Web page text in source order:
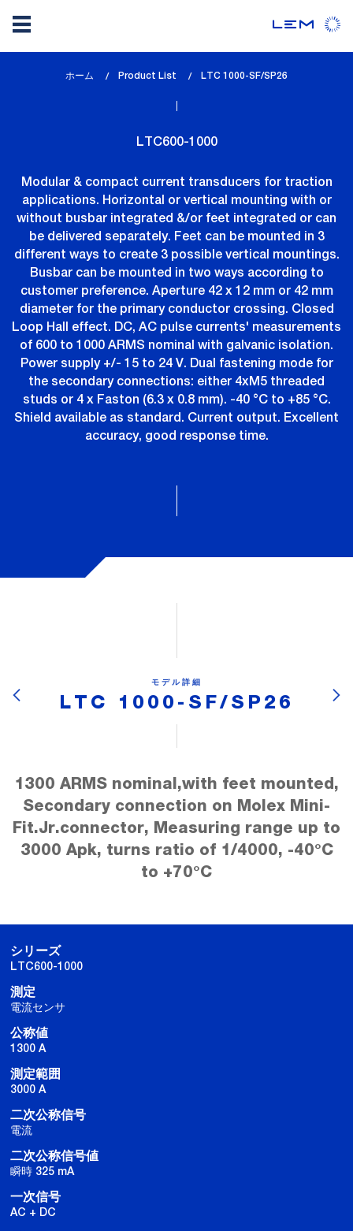
ホーム Product List
lem_current_page
LTC 1000-SF/SP26
LTC600-1000
Modular & compact current transducers for traction
applications. Horizontal or vertical mounting with or
without busbar integrated &/or feet integrated or can
be delivered separately. Feet can be mounted in 3
different ways to create 3 possible vertical mountings.
Busbar can be mounted in two ways according to
customer preference. Aperture 42 x 12 mm or 42 mm
diameter for the primary conductor crossing. Closed
Loop Hall effect. DC, AC pulse currents' measurements
of 600 to 1000 ARMS nominal with galvanic isolation.
Power supply +/- 15 to 24 V. Dual fastening mode for
the secondary connections: either 4xM5 threaded
studs or 4 x Faston (6.3 x 0.8 mm). -40 °C to +85 °C.
Shield available as standard. Current output. Excellent
accuracy, good response time.
モデル詳細
LTC 1000-SF/SP26
1300 ARMS nominal,with feet mounted,
Secondary connection on Molex Mini-
Fit.Jr.connector, Measuring range up to
3000 Apk, turns ratio of 1/4000, -40°C
to +70°C
シリーズ
LTC600-1000
測定
電流センサ
公称値
1300 A
測定範囲
3000 A
二次公称信号
電流
二次公称信号値
瞬時 325 mA
一次信号
AC + DC